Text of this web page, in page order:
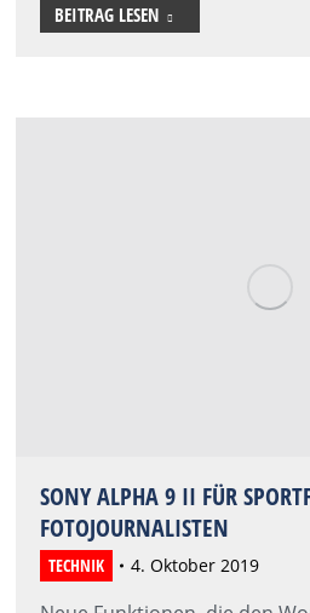
BEITRAG LESEN
SONY ALPHA 9 II FÜR
FOTOJOURNALISTEN
TECHNIK 4. Oktober 2019